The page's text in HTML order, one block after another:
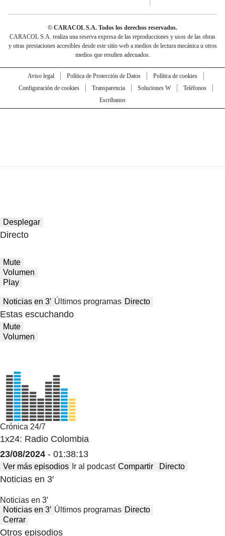
© CARACOL S.A. Todos los derechos reservados.
CARACOL S.A. realiza una reserva expresa de las reproducciones y usos de las obras
y otras prestaciones accesibles desde este sitio web a medios de lectura mecánica u otros
medios que resulten adecuados.
Aviso legal Política de Protección de Datos
Política de cookies
Configuración de cookies
Transparencia Soluciones W
Teléfonos
Escríbanos
Desplegar
Directo
Mute
Volumen
Play
Noticias en 3′ Últimos programas Directo
Estas escuchando
Mute
Volumen
Crónica 24/7
1x24: Radio Colombia
23/08/2024 - 01:38:13
Ver más episodios Ir al podcast Compartir Directo
Noticias en 3′
Noticias en 3′
Noticias en 3′ Últimos programas Directo
Cerrar
Otros episodios